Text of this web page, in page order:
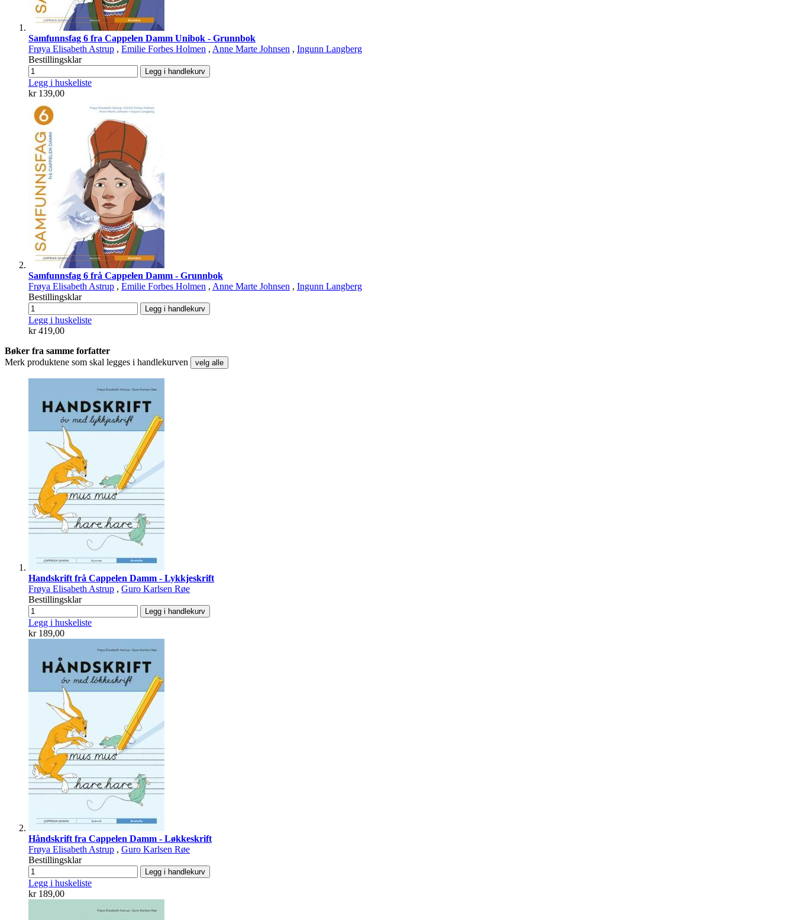
Samfunnsfag 6 fra Cappelen Damm Unibok - Grunnbok
Frøya Elisabeth Astrup , Emilie Forbes Holmen , Anne Marte Johnsen , Ingunn Langberg
Bestillingsklar
Legg i handlekurv
Legg i huskeliste
kr 139,00
Samfunnsfag 6 frå Cappelen Damm - Grunnbok
Frøya Elisabeth Astrup , Emilie Forbes Holmen , Anne Marte Johnsen , Ingunn Langberg
Bestillingsklar
Legg i handlekurv
Legg i huskeliste
kr 419,00
Bøker fra samme forfatter
Merk produktene som skal legges i handlekurven
velg alle
Handskrift frå Cappelen Damm - Lykkjeskrift
Frøya Elisabeth Astrup , Guro Karlsen Røe
Bestillingsklar
Legg i handlekurv
Legg i huskeliste
kr 189,00
Håndskrift fra Cappelen Damm - Løkkeskrift
Frøya Elisabeth Astrup , Guro Karlsen Røe
Bestillingsklar
Legg i handlekurv
Legg i huskeliste
kr 189,00